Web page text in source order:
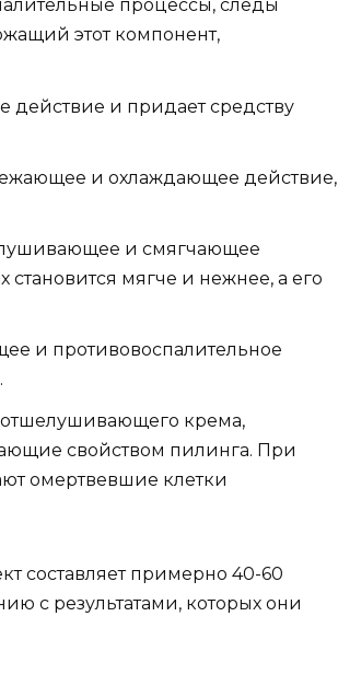
процессы, следы
этот компонент,
действие и придает средству
и охлаждающее действие,
и смягчающее
мягче и нежнее, а его
и противовоспалительное
отшелушивающего крема,
свойством пилинга. При
омертвевшие клетки
составляет примерно 40-60
с результатами, которых они